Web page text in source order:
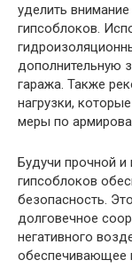
уделить
гипсоблоков.
дополнительную
гаража. Также
нагрузки,
меры по
Будучи прочной и
гипсоблоков
безопасность.
долговечное
негативного
обеспечивающее